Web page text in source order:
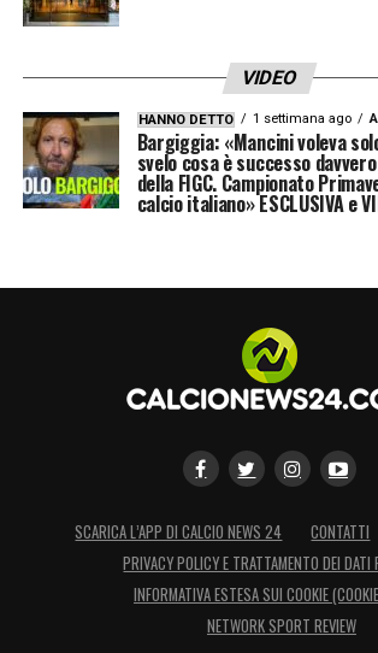
VIDEO
HANNO DETTO 1 settimana ago
Bargiggia: «Mancini voleva
svelo cosa è successo
della FIGC. Campionato
calcio italiano» ESCLUSIVA e
SCARICA L’APP DI CALCIO NEWS 24 CONTATTI
PRIVACY POLICY E TRATTAMENTO DEI DATI
INFORMATIVA ESTESA SUI COOKIE
NETWORK SPORT REVIEW